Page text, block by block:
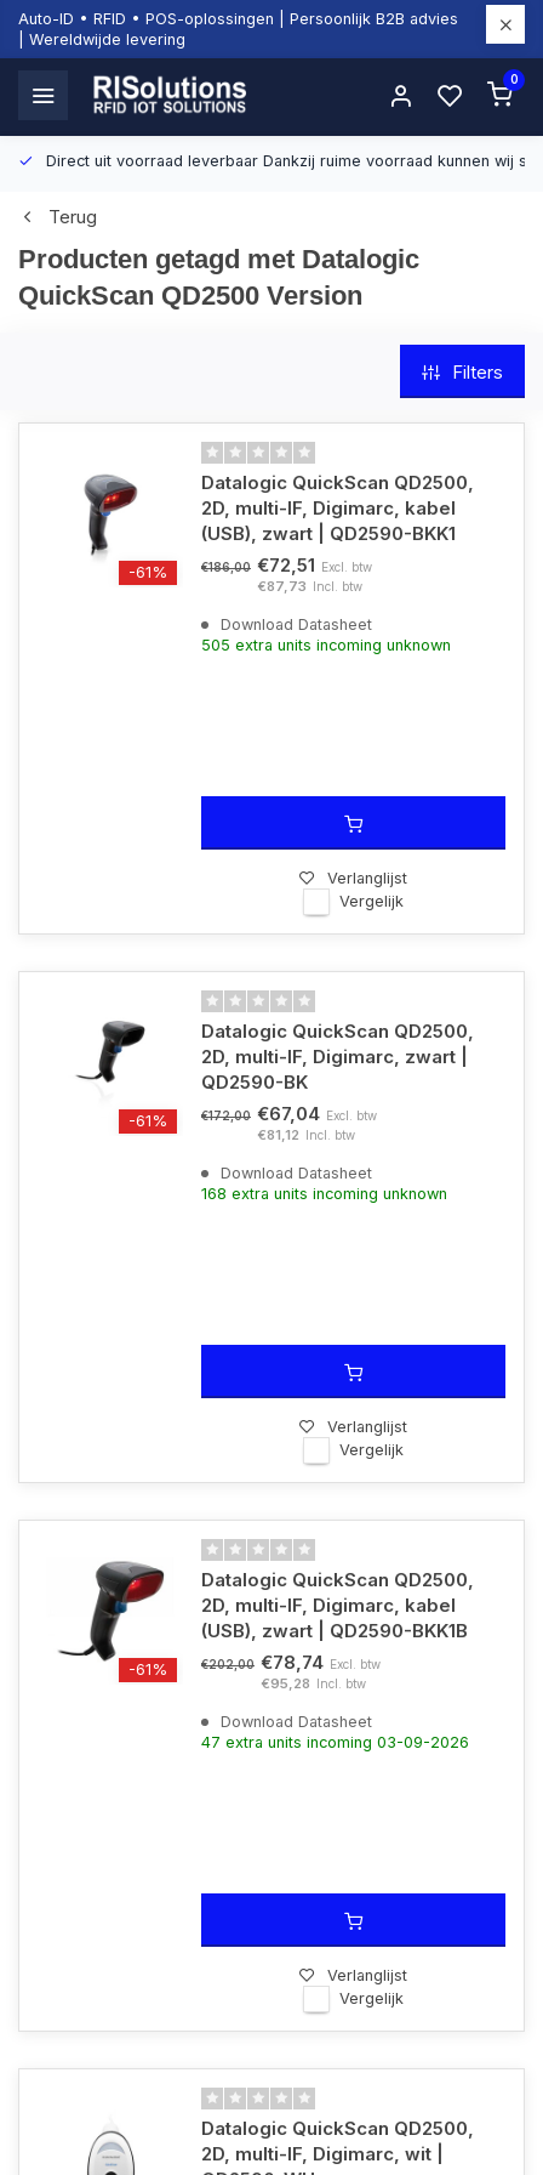
Auto-ID • RFID • POS-oplossingen | Persoonlijk B2B advies
| Wereldwijde levering
0
Direct uit voorraad leverbaar Dankzij ruime voorraad kunnen wij
Terug
Producten getagd met Datalogic
QuickScan QD2500 Version
Filters
-61%
Datalogic QuickScan QD2500,
2D, multi-IF, Digimarc, kabel
(USB), zwart | QD2590-BKK1
€186,00 €72,51 Excl. btw
€87,73 Incl. btw
Download Datasheet
505 extra units incoming unknown
Verlanglijst
Vergelijk
-61%
Datalogic QuickScan QD2500,
2D, multi-IF, Digimarc, zwart |
QD2590-BK
€172,00 €67,04 Excl. btw
€81,12 Incl. btw
Download Datasheet
168 extra units incoming unknown
Verlanglijst
Vergelijk
-61%
Datalogic QuickScan QD2500,
2D, multi-IF, Digimarc, kabel
(USB), zwart | QD2590-BKK1B
€202,00 €78,74 Excl. btw
€95,28 Incl. btw
Download Datasheet
47 extra units incoming 03-09-2026
Verlanglijst
Vergelijk
Datalogic QuickScan QD2500,
2D, multi-IF, Digimarc, wit |